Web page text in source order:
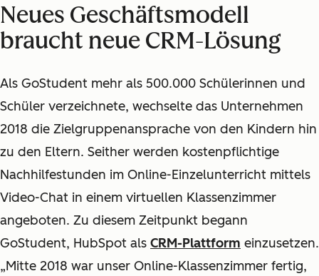
Neues Geschäftsmodell
braucht neue CRM-Lösung
Als GoStudent mehr als 500.000 Schülerinnen und
Schüler verzeichnete, wechselte das Unternehmen
2018 die Zielgruppenansprache von den Kindern hin
zu den Eltern. Seither werden kostenpflichtige
Nachhilfestunden im Online-Einzelunterricht mittels
Video-Chat in einem virtuellen Klassenzimmer
angeboten. Zu diesem Zeitpunkt begann
GoStudent, HubSpot als CRM-Plattform einzusetzen.
„Mitte 2018 war unser Online-Klassenzimmer fertig,